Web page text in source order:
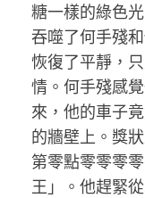
糖一樣的綠色
吞噬了何手殘
恢復了平靜，
情。何手殘感
來，他的車子
的牆壁上。獎
第零點零零零
王」。他趕緊